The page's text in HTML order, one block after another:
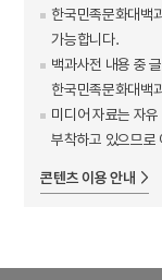
한국민족문화대백
가능합니다.
백과사전 내용 중
한국민족문화대백
미디어 자료는 자
부착하고 있으므로
콘텐츠 이용 안내